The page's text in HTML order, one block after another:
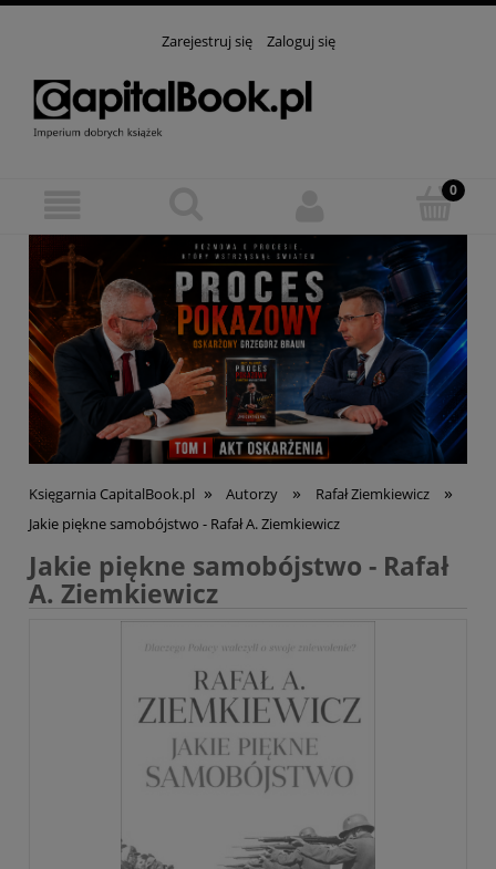
Zarejestruj się Zaloguj się
Księgarnia CapitalBook.pl » Autorzy » Rafał Ziemkiewicz »
Jakie piękne samobójstwo - Rafał A. Ziemkiewicz
Jakie piękne samobójstwo - Rafał
A. Ziemkiewicz